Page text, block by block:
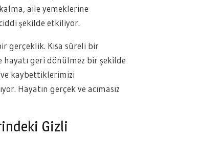
aile yemeklerine
şekilde etkiliyor.
gerçeklik. Kısa süreli bir
hayatı geri dönülmez bir şekilde
kaybettiklerimizi
Hayatın gerçek ve acımasız
Gizli